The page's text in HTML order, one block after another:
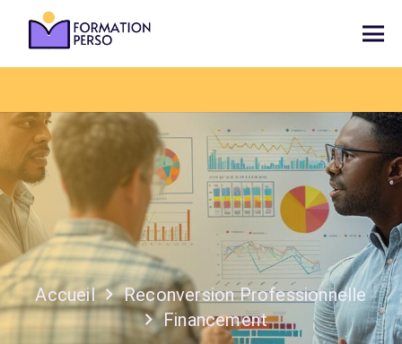
Accueil
Reconversion Professionnelle
Financement